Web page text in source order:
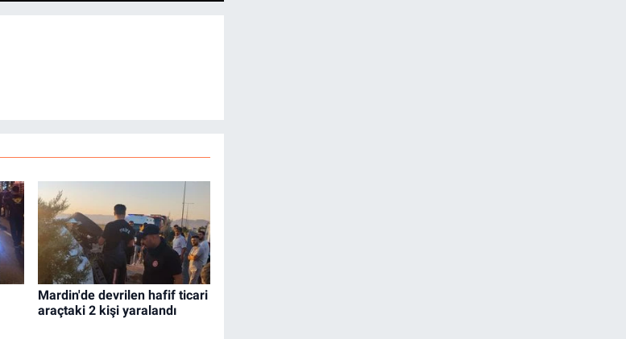
Mardin'de devrilen hafif ticari
araçtaki 2 kişi yaralandı